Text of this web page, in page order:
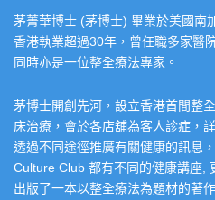
茅菁華博士 (茅博士) 畢業於美國南
香港執業超過30年，曾任職多家醫
同時亦是一位整全療法專家。
茅博士開創先河，設立香港首間整
床治療，會於各店舖為客人診症，
透過不同途徑推廣有關健康的訊息
Culture Club 都有不同的健康講座,
出版了一本以整全療法為題材的著